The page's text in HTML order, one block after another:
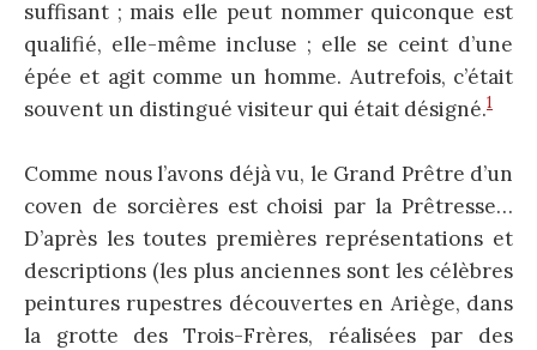
suffisant ; mais elle peut nommer quiconque est
qualifié, elle-même incluse ; elle se ceint d’une
épée et agit comme un homme. Autrefois, c’était
souvent un distingué visiteur qui était désigné.1
Comme nous l’avons déjà vu, le Grand Prêtre d’un
coven de sorcières est choisi par la Prêtresse…
D’après les toutes premières représentations et
descriptions (les plus anciennes sont les célèbres
peintures rupestres découvertes en Ariège, dans
la grotte des Trois-Frères, réalisées par des